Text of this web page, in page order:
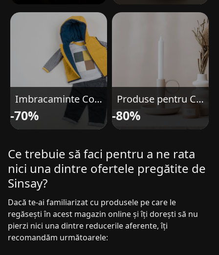
Imbracaminte Copii
-70%
Produse pentru Casa
-80%
Ce trebuie să faci pentru a ne rata
nici una dintre ofertele pregătite de
Sinsay?
Dacă te-ai familiarizat cu produsele pe care le
regăsești în acest magazin online și îți dorești să nu
pierzi nici una dintre reducerile aferente, îți
recomandăm următoarele: